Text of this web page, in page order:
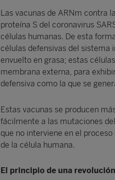
Las vacunas de ARNm contra
proteína S del coronavirus
células humanas. De esta
células defensivas del sistema
envuelto en grasa; estas
membrana externa, para
defensiva como la que se
Estas vacunas se producen
fácilmente a las mutaciones
que no interviene en el
de la célula humana.
El principio de una